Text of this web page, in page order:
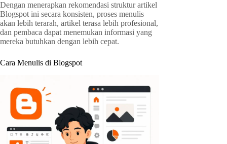
Dengan menerapkan rekomendasi struktur artikel
Blogspot ini secara konsisten, proses menulis
akan lebih terarah, artikel terasa lebih profesional,
dan pembaca dapat menemukan informasi yang
mereka butuhkan dengan lebih cepat.
Cara Menulis di Blogspot